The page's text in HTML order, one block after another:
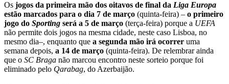
Os jogos da primeira mão dos oitavos de final da Liga Europa
estão marcados para o dia 7 de março (quinta-feira) – o primeiro
jogo do Sporting será a 5 de março (terça-feira) porque a UEFA
não permite dois jogos na mesma cidade, neste caso Lisboa, no
mesmo dia–, enquanto que a segunda mão irá ocorrer uma
semana depois, a 14 de março (quinta-feira). De relembrar ainda
que o SC Braga não marcou encontro neste sorteio porque foi
eliminado pelo Qarabag, do Azerbaijão.